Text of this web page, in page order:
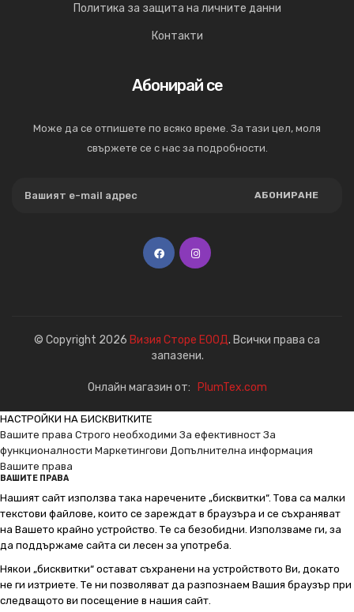
Политика за защита на личните данни
Контакти
Абонирай се
Може да се отпишете по всяко време. За тази цел, моля
свържете се с нас за подробности.
АБОНИРАНЕ
© Copyright 2026 Визия Сторе ЕООД. Всички права са
запазени.
Онлайн магазин от: PlumTex.com
НАСТРОЙКИ НА БИСКВИТКИТЕ
Вашите права Строго необходими За ефективност За
функционалности Маркетингови Допълнителна информация
Вашите права
ВАШИТЕ ПРАВА
Нашият сайт използва така наречените „бисквитки“. Това са малки
текстови файлове, които се зареждат в браузъра и се съхраняват
на Вашето крайно устройство. Те са безобидни. Използваме ги, за
да поддържаме сайта си лесен за употреба.
Някои „бисквитки“ остават съхранени на устройството Ви, докато
не ги изтриете. Те ни позволяват да разпознаем Вашия браузър при
следващото ви посещение в нашия сайт.